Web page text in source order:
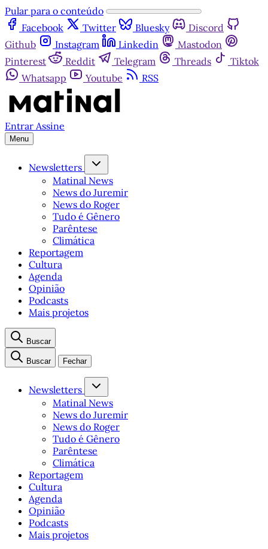
Pular para o conteúdo
Facebook
Twitter Bluesky
Discord
Github
Instagram Linkedin
Mastodon
Pinterest
Reddit Telegram Threads
Tiktok
Whatsapp
Youtube RSS
Entrar Assine
Menu
Newsletters
Matinal News
News do Juremir
News do Roger
Tudo é Gênero
Parêntese
Climática
Reportagem
Cultura
Agenda
Opinião
Podcasts
Mais projetos
Buscar
Buscar Fechar
Newsletters
Matinal News
News do Juremir
News do Roger
Tudo é Gênero
Parêntese
Climática
Reportagem
Cultura
Agenda
Opinião
Podcasts
Mais projetos